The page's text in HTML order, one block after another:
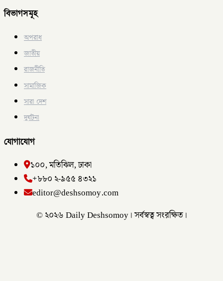
বিভাগসমূহ
অপরাধ
জাতীয়
রাজনীতি
সামাজিক
সারা দেশ
দুর্ঘটনা
যোগাযোগ
১০০, মতিঝিল, ঢাকা
+৮৮০ ২-৯৫৫ ৪৩২১
editor@deshsomoy.com
© ২০২৬ Daily Deshsomoy। সর্বস্বত্ব সংরক্ষিত।